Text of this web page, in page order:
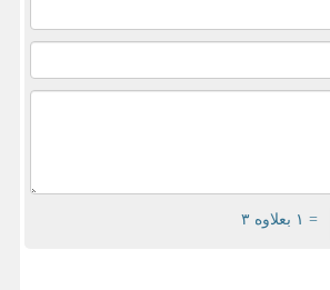
= ۱ بعلاوه ۳